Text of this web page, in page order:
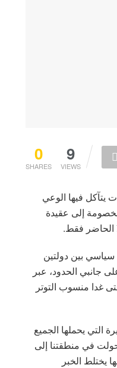
0
SHARES
9
VIEWS
يتآكل فيها الوعي
إلى عقيدة
الحاضر فقط.
سياسي بين دولتين
جانبي الحدود، عبر
غدا منسوب التوتر
التي يحملها الجميع
في منطقتنا إلى
يختلط الخبر